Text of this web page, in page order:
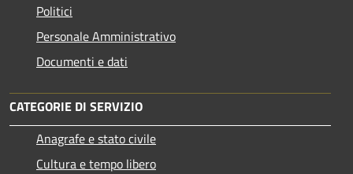
Politici
Personale Amministrativo
Documenti e dati
CATEGORIE DI SERVIZIO
Anagrafe e stato civile
Cultura e tempo libero